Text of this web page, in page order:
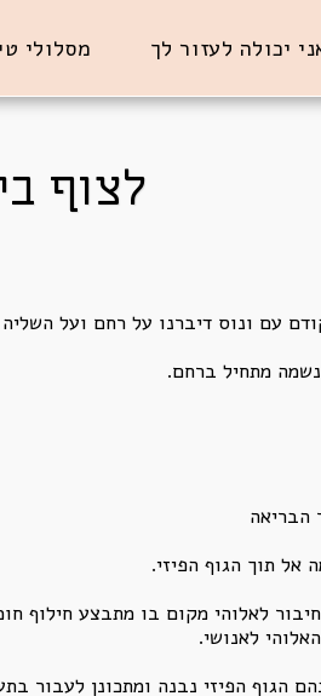
יכולה לעזור לך מסלולי
לצוף
עם ונוס דיברנו על רחם ועל השליה
מתחיל ברחם.
הבריאה
אל תוך הגוף הפיזי.
לאלוהי מקום בו מתבצע חילוף
לאנושי.